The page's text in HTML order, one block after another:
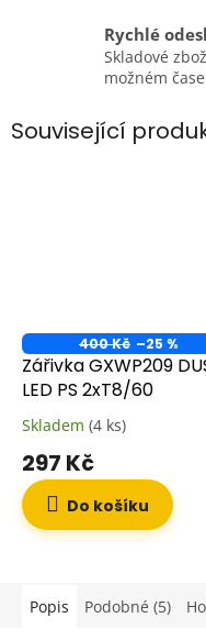
Rychlé
Skladové
možném
Související
400 Kč –25 %
Zářivka GXWP209
LED PS 2xT8/60
Skladem (4 ks)
297 Kč
Do košíku
Popis Podobné (5)